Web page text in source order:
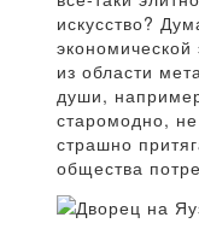
искусство?
из области
души,
старомодно,
страшно
общества